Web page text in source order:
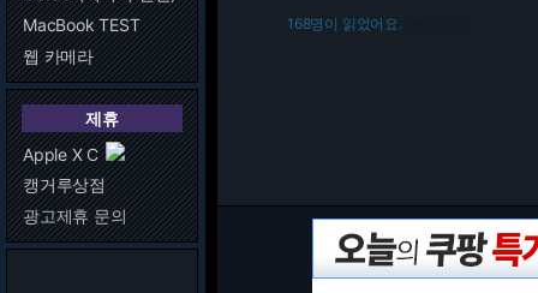
MacBook TEST
웹 카메라
제휴
Apple X C
캥거루상점
광고제휴 문의
168명이 읽었어요.